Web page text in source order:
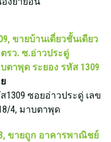
ขายบ้านเดี่ยวชั้นเดียว
ตรว. ซ.อ่าวประดู่
ตาพุด ระยอง รหัส 1309
1309 ซอยอ่าวประดู่ เลข
4, มาบตาพุด
ขายถูก อาคารพาณิชย์